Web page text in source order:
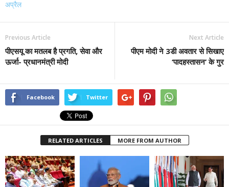
अप्रैल
Previous Article
पीएसयू का मतलब है प्रगति, सेवा और
ऊर्जा- प्रधानमंत्री मोदी
Next Article
पीएम मोदी ने 3डी अवतार से सिखाए
‘पादहस्तासन’ के गुर
Facebook Twitter
RELATED ARTICLES MORE FROM AUTHOR